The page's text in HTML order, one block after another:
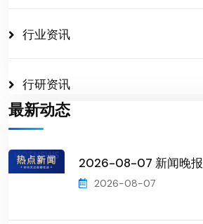
行业资讯
行研资讯
最新动态
2026-08-07 新闻晚报
2026-08-07